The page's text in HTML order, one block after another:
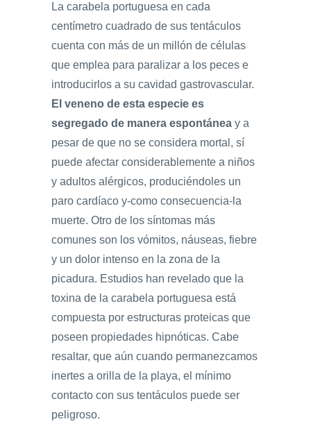
La carabela portuguesa en cada
centímetro cuadrado de sus tentáculos
cuenta con más de un millón de células
que emplea para paralizar a los peces e
introducirlos a su cavidad gastrovascular.
El veneno de esta especie es
segregado de manera espontánea y a
pesar de que no se considera mortal, sí
puede afectar considerablemente a niños
y adultos alérgicos, produciéndoles un
paro cardíaco y-como consecuencia-la
muerte. Otro de los síntomas más
comunes son los vómitos, náuseas, fiebre
y un dolor intenso en la zona de la
picadura. Estudios han revelado que la
toxina de la carabela portuguesa está
compuesta por estructuras proteicas que
poseen propiedades hipnóticas. Cabe
resaltar, que aún cuando permanezcamos
inertes a orilla de la playa, el mínimo
contacto con sus tentáculos puede ser
peligroso.